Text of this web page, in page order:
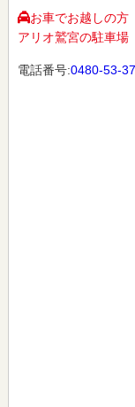
お車でお越しの方
アリオ鷲宮の駐車場
電話番号:0480-53-